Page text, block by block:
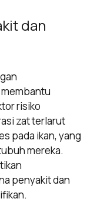
dan
risiko
zat terlarut
pada ikan, yang
mereka.
penyakit dan